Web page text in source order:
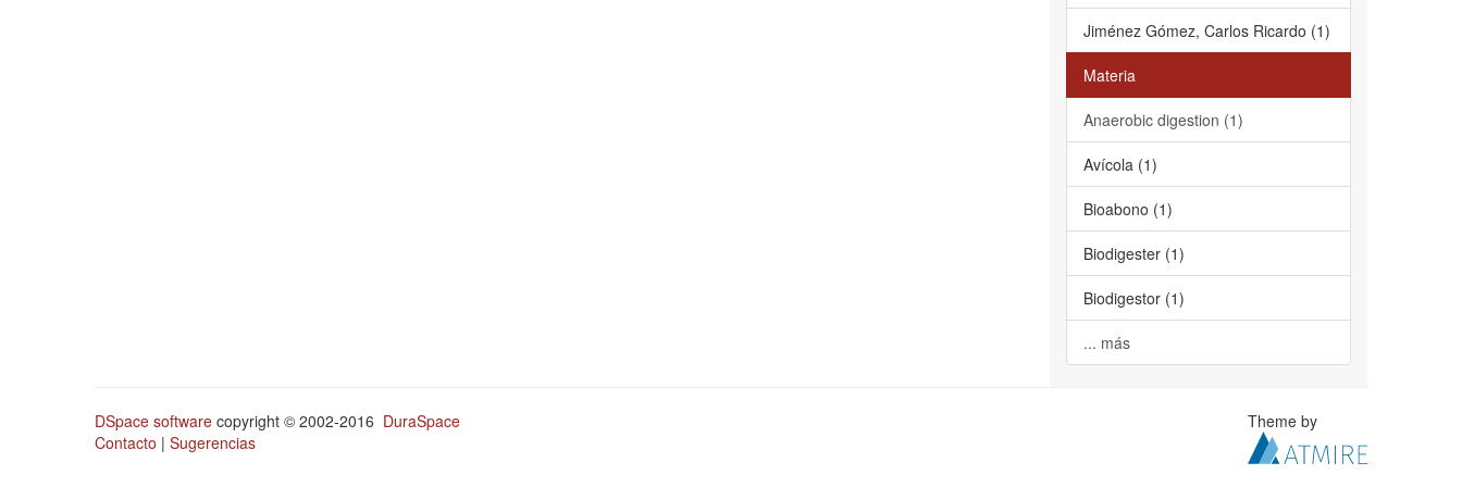
Jiménez Gómez, Carlos Ricardo (1)
Materia
Anaerobic digestion (1)
Avícola (1)
Bioabono (1)
Biodigester (1)
Biodigestor (1)
... más
DSpace software copyright © 2002-2016 DuraSpace
Contacto | Sugerencias
Theme by